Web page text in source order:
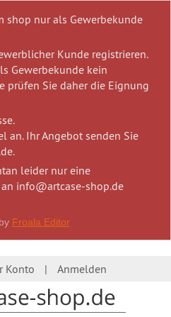
shop nur als Gewerbekunde
Kunde registrieren.
Gewerbekunde kein
prüfen Sie daher die Eignung
an. Ihr Angebot senden Sie
leider nur eine
info@artcase-shop.de
Froala Editor
Konto Anmelden